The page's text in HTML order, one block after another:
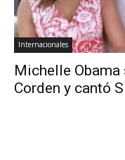
Internacionales
Michelle
Corden y cantó